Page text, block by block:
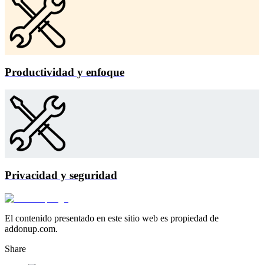
Productividad y enfoque
Privacidad y seguridad
El contenido presentado en este sitio web es propiedad de
addonup.com.
Share